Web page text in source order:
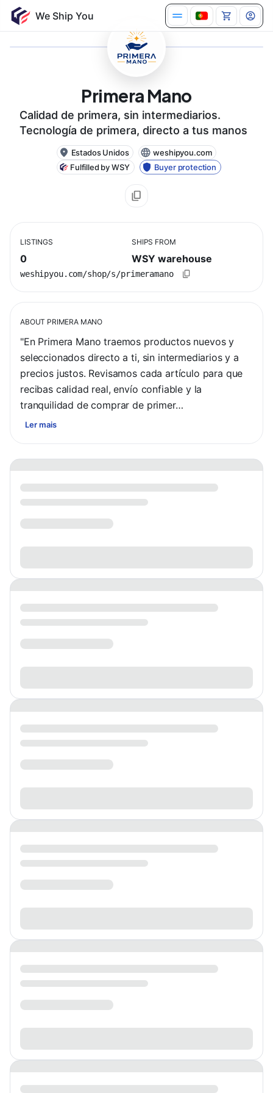
Primera Mano
Calidad de primera, sin intermediarios.
Tecnología de primera, directo a tus manos
Estados Unidos
weshipyou.com
Fulfilled by WSY
Buyer protection
LISTINGS
0
SHIPS FROM
WSY warehouse
weshipyou.com/shop/s/primeramano
ABOUT PRIMERA MANO
"En Primera Mano traemos productos nuevos y
seleccionados directo a ti, sin intermediarios y a
precios justos. Revisamos cada artículo para que
recibas calidad real, envío confiable y la
tranquilidad de comprar de primer…
Ler mais